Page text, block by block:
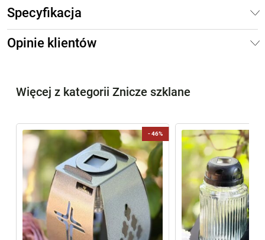
Specyfikacja
Opinie klientów
Więcej z kategorii Znicze szklane
-46%